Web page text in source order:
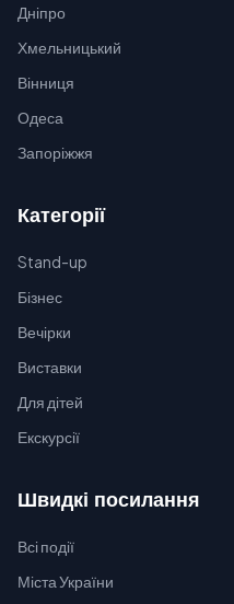
Дніпро
Хмельницький
Вінниця
Одеса
Запоріжжя
Категорії
Stand-up
Бізнес
Вечірки
Виставки
Для дітей
Екскурсії
Швидкі посилання
Всі події
Міста України